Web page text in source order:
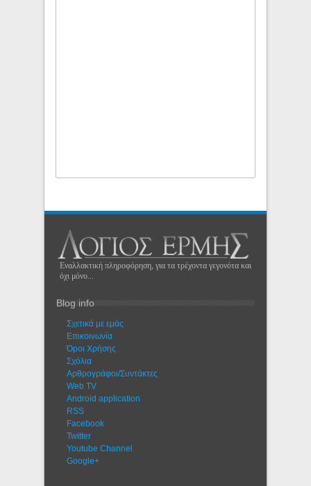
Εναλλακτική πληροφόρηση, για τα τρέχοντα γεγονότα και
όχι μόνο...
Blog info
Σχετικά με εμάς
Eπικοινωνία
Όροι Χρήσης
Σχόλια
Αρθρογράφοι/Συντάκτες
Web TV
Android application
RSS
Facebook
Twitter
Youtube Channel
Google+